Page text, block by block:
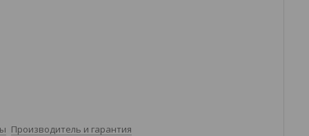
Производитель и гарантия